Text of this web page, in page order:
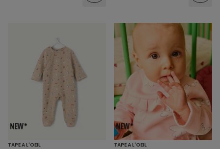
TAPE A L'OEIL TAPE A L'OEIL